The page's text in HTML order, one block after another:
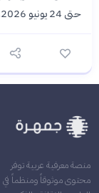
حتى 24 يونيو 2026.
منصة معرفية عربية توفر
محتوى موثوقاً ومنظماً في